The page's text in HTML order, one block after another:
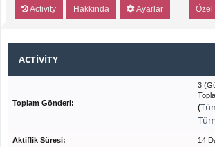
Activity Hakkında Ayarlar Özel
ACTIVITY
Toplam Gönderi:
3
(
Aktiflik Süresi: 14